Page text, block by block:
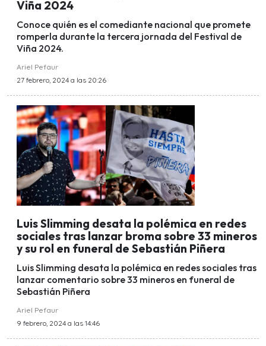
Viña 2024
Conoce quién es el comediante nacional que promete
romperla durante la tercera jornada del Festival de
Viña 2024.
Ariel Pefaur
27 febrero, 2024 a las 20:26
Luis Slimming desata la polémica en redes
sociales tras lanzar broma sobre 33 mineros
y su rol en funeral de Sebastián Piñera
Luis Slimming desata la polémica en redes sociales tras
lanzar comentario sobre 33 mineros en funeral de
Sebastián Piñera
Ariel Pefaur
9 febrero, 2024 a las 14:46